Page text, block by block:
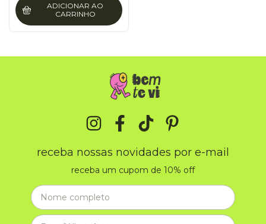
ADICIONAR AO
CARRINHO
receba nossas novidades por e-mail
receba um cupom de 10% off